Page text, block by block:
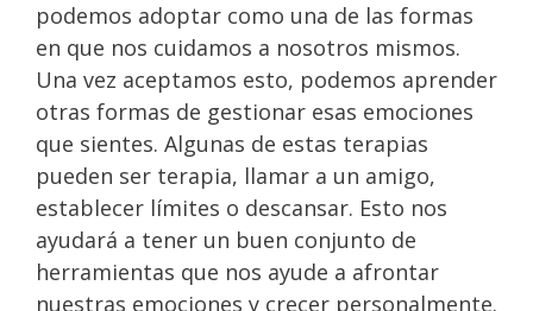
podemos adoptar como una de las formas
en que nos cuidamos a nosotros mismos.
Una vez aceptamos esto, podemos aprender
otras formas de gestionar esas emociones
que sientes. Algunas de estas terapias
pueden ser terapia, llamar a un amigo,
establecer límites o descansar. Esto nos
ayudará a tener un buen conjunto de
herramientas que nos ayude a afrontar
nuestras emociones y crecer personalmente.